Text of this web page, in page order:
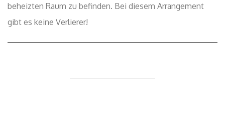
beheizten Raum zu befinden. Bei diesem Arrangement
gibt es keine Verlierer!